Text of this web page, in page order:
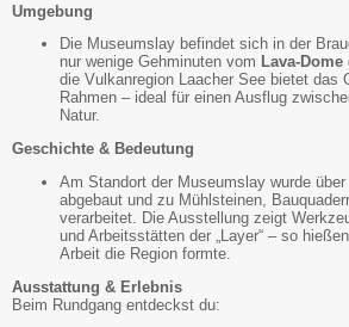
Umgebung
Die Museumslay befindet sich in der
nur wenige Gehminuten vom Lava-Dome
die Vulkanregion Laacher See bietet das
Rahmen – ideal für einen Ausflug
Natur.
Geschichte & Bedeutung
Am Standort der Museumslay wurde
abgebaut und zu Mühlsteinen,
verarbeitet. Die Ausstellung zeigt
und Arbeitsstätten der „Layer“ – so
Arbeit die Region formte.
Ausstattung & Erlebnis
Beim Rundgang entdeckst du: